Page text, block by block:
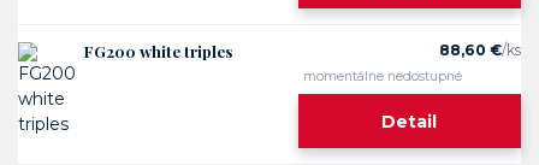
FG200 white triples 88,60 €/ks
momentálne nedostupné
Detail